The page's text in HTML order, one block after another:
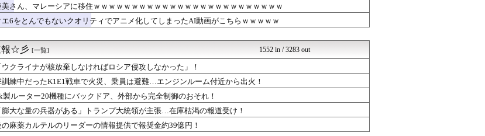
脳腫瘍手術→“腫瘍の無い部位”を摘出 2度「腫瘍...
哲学ニュースnwk
めて、原爆落とされた状況を反省すべき」
オレ的ゲーム速報＠刃
大変なことになってるって...
乃木通 乃木坂46櫻坂46...
お互いさまっていうけど独身者が恩恵を受けることはな...
くまニュース
必要】 韓国のCPTPP加盟への課題を関西外大教授...
かたすみ速報
いんやけど
。
SSまにあっくす！
木誠也OPS.840、岡本和真OPS.74...
阪神タイガースちゃんねる
テンが可愛い件
るルールにできないでしょうか？山はそれほどの覚悟で...
登山ちゃんねる
の輸出禁止 国内加工促進へ
慢するよ」〈年金月17万円・74歳男性〉物価高で変...
│米国株ETFまとめ速報
美さん、マレーシアに移住ｗｗｗｗｗｗｗｗｗｗｗｗｗｗｗｗｗｗｗｗｗｗｗｗｗ
エ6をとんでもないクオリティでアニメ化してしまったAI動画がこちらｗｗｗｗｗ
報☆彡 [一覧] 1552 in / 3283 out
クライナが核放棄しなければロシア侵攻しなかった」！
練中だったK1E1戦車で火災、乗員は避難…エンジンルーム付近から出火！
ルーター20機種にバックドア、外部から完全制御のおそれ！
大な量の兵器がある」トランプ大統領が主張…在庫枯渇の報道受け！
麻薬カルテルのリーダーの情報提供で報奨金約39億円！